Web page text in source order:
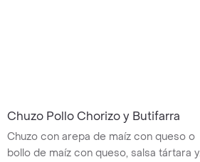
Chuzo Pollo Chorizo y Butifarra
Chuzo con arepa de maíz con queso o
bollo de maíz con queso, salsa tártara y